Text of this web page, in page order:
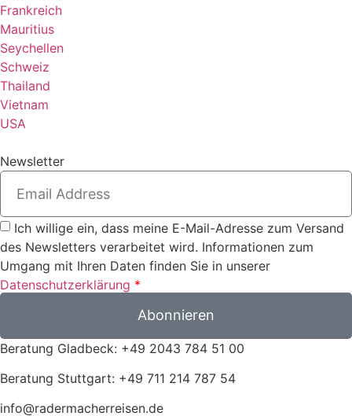
Frankreich
Mauritius
Seychellen
Schweiz
Thailand
Vietnam
USA
Newsletter
Ich willige ein, dass meine E-Mail-Adresse zum Versand
des Newsletters verarbeitet wird. Informationen zum
Umgang mit Ihren Daten finden Sie in unserer
Datenschutzerklärung *
Abonnieren
Beratung Gladbeck: +49 2043 784 51 00
Beratung Stuttgart: +49 711 214 787 54
info@radermacherreisen.de